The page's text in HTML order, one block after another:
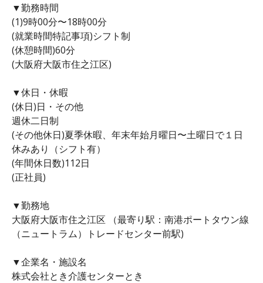
▼勤務時間
(1)9時00分〜18時00分
(就業時間特記事項)シフト制
(休憩時間)60分
(大阪府大阪市住之江区)
▼休日・休暇
(休日)日・その他
週休二日制
(その他休日)夏季休暇、年末年始月曜日〜土曜日で１日
休みあり（シフト有）
(年間休日数)112日
(正社員)
▼勤務地
大阪府大阪市住之江区 （最寄り駅：南港ポートタウン線
（ニュートラム）トレードセンター前駅)
▼企業名・施設名
株式会社とき介護センターとき